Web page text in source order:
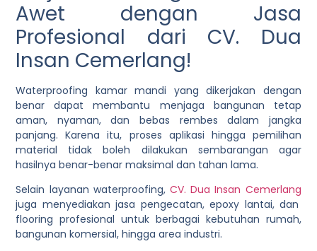
Awet dengan Jasa
Profesional dari CV. Dua
Insan Cemerlang!
Waterproofing kamar mandi yang dikerjakan dengan
benar dapat membantu menjaga bangunan tetap
aman, nyaman, dan bebas rembes dalam jangka
panjang. Karena itu, proses aplikasi hingga pemilihan
material tidak boleh dilakukan sembarangan agar
hasilnya benar-benar maksimal dan tahan lama.
Selain layanan waterproofing, CV. Dua Insan Cemerlang
juga menyediakan jasa pengecatan, epoxy lantai, dan
flooring profesional untuk berbagai kebutuhan rumah,
bangunan komersial, hingga area industri.